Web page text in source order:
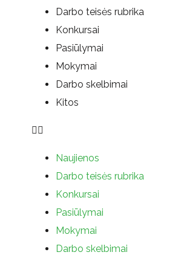
Darbo teisės rubrika
Konkursai
Pasiūlymai
Mokymai
Darbo skelbimai
Kitos
Naujienos
Darbo teisės rubrika
Konkursai
Pasiūlymai
Mokymai
Darbo skelbimai